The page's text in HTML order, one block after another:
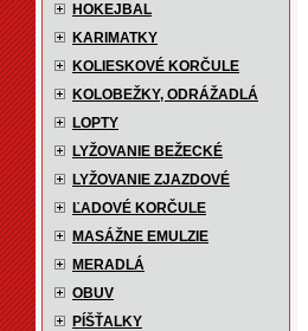
HOKEJBAL
KARIMATKY
KOLIESKOVÉ KORČULE
KOLOBEŽKY, ODRÁŽADLÁ
LOPTY
LYŽOVANIE BEŽECKÉ
LYŽOVANIE ZJAZDOVÉ
ĽADOVÉ KORČULE
MASÁŽNE EMULZIE
MERADLÁ
OBUV
PÍŠŤALKY